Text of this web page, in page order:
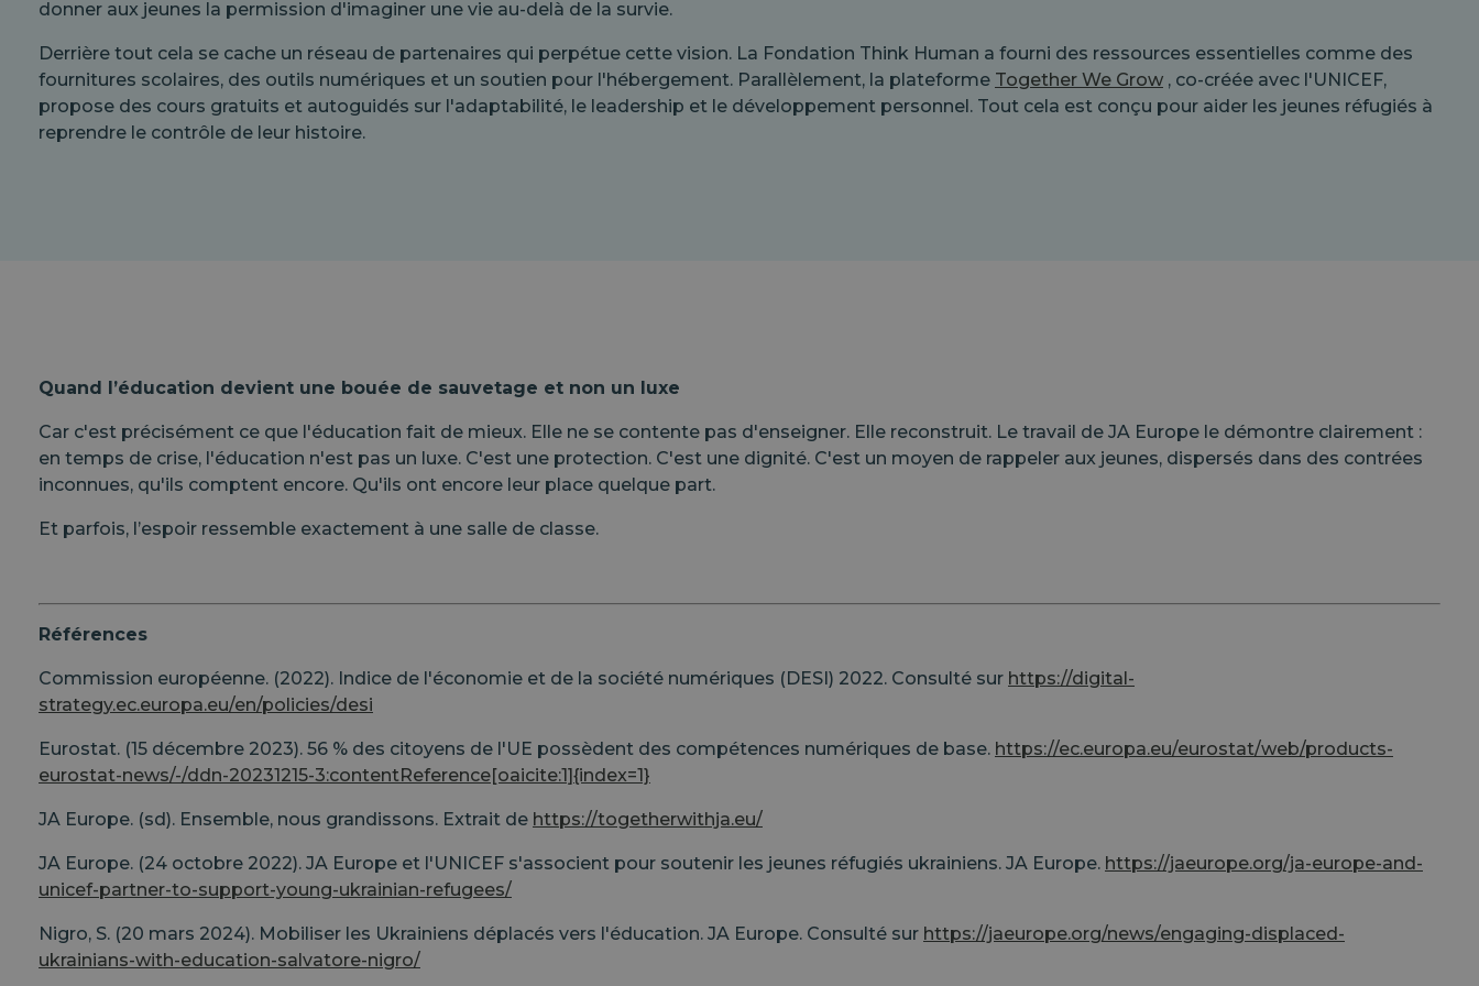
donner aux jeunes la permission d'imaginer une vie au-delà de la survie.
Derrière tout cela se cache un réseau de partenaires qui perpétue cette vision. La Fondation Think Human a fourni des ressources essentielles comme des
fournitures scolaires, des outils numériques et un soutien pour l'hébergement. Parallèlement, la plateforme Together We Grow , co-créée avec l'UNICEF,
propose des cours gratuits et autoguidés sur l'adaptabilité, le leadership et le développement personnel. Tout cela est conçu pour aider les jeunes réfugiés à
reprendre le contrôle de leur histoire.
Quand l’éducation devient une bouée de sauvetage et non un luxe
Car c'est précisément ce que l'éducation fait de mieux. Elle ne se contente pas d'enseigner. Elle reconstruit. Le travail de JA Europe le démontre clairement :
en temps de crise, l'éducation n'est pas un luxe. C'est une protection. C'est une dignité. C'est un moyen de rappeler aux jeunes, dispersés dans des contrées
inconnues, qu'ils comptent encore. Qu'ils ont encore leur place quelque part.
Et parfois, l’espoir ressemble exactement à une salle de classe.
Références
Commission européenne. (2022). Indice de l'économie et de la société numériques (DESI) 2022. Consulté sur https://digital-
strategy.ec.europa.eu/en/policies/desi
Eurostat. (15 décembre 2023). 56 % des citoyens de l'UE possèdent des compétences numériques de base. https://ec.europa.eu/eurostat/web/products-
eurostat-news/-/ddn-20231215-3​:contentReference[oaicite:1]{index=1}
JA Europe. (sd). Ensemble, nous grandissons. Extrait de https://togetherwithja.eu/
JA Europe. (24 octobre 2022). JA Europe et l'UNICEF s'associent pour soutenir les jeunes réfugiés ukrainiens. JA Europe. https://jaeurope.org/ja-europe-and-
unicef-partner-to-support-young-ukrainian-refugees/
Nigro, S. (20 mars 2024). Mobiliser les Ukrainiens déplacés vers l'éducation. JA Europe. Consulté sur https://jaeurope.org/news/engaging-displaced-
ukrainians-with-education-salvatore-nigro/